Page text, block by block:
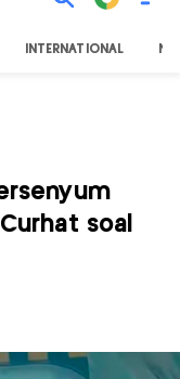
INTERNATIONAL
soal